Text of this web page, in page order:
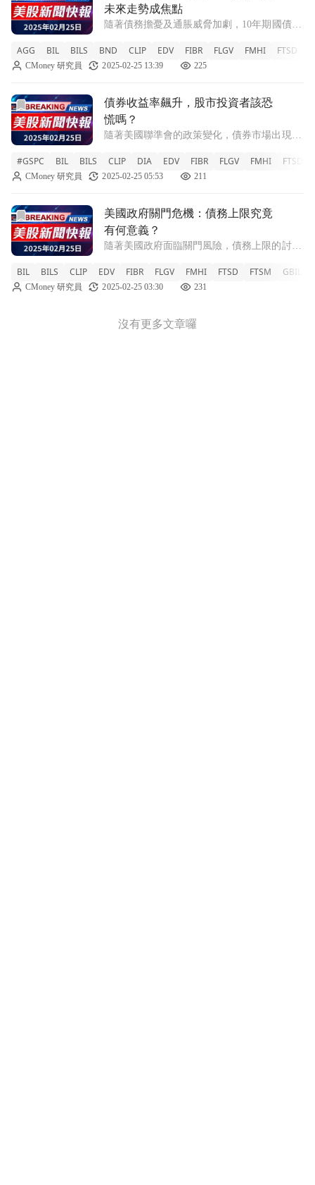
未來走勢成焦點
隨著債務擔憂及通脹威脅加劇，10年期國債的
者面臨前所未有的壓力。隨著美國政府債務不
斷增加，加上可能影響經濟的因素如高關稅、
AGG BIL BILS BND CLIP EDV FIBR FLGV FMHI FTSD
CMoney 研究員 2025-02-25 13:39 225
前往債券收益率飆升，股市投資者該恐慌嗎？文章頁
債券收益率飆升，股市投資者該恐
慌嗎？
隨著美國聯準會的政策變化，債券市場出現波
響。 隨著前總統吉米·卡特的國葬，股市於週
四休市，但債券市場仍持續運作，引發投資者
#GSPC BIL BILS CLIP DIA EDV FIBR FLGV FMHI FTSD
CMoney 研究員 2025-02-25 05:53 211
前往美國政府關門危機：債務上限究竟有何意義？文章頁
美國政府關門危機：債務上限究竟
有何意義？
隨著美國政府面臨關門風險，債務上限的討論
盛頓的政治局勢日益緊張，政府關門的可能性
讓投資者心生不安。特別是聯邦儲備系統釋出
BIL BILS CLIP EDV FIBR FLGV FMHI FTSD FTSM GBIL
CMoney 研究員 2025-02-25 03:30 231
沒有更多文章囉